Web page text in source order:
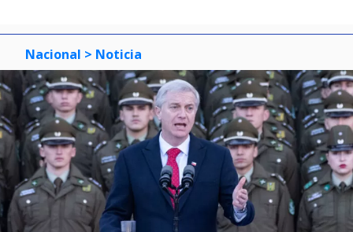
Nacional > Noticia